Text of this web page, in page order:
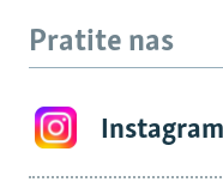
Pratite nas
Instagram